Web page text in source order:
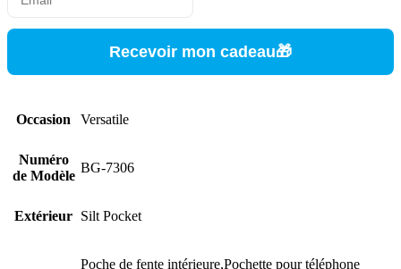
Recevoir mon cadeau🎁
Occasion Versatile
Numéro
de Modèle
BG-7306
Extérieur Silt Pocket
Poche de fente intérieure,Pochette pour téléphone